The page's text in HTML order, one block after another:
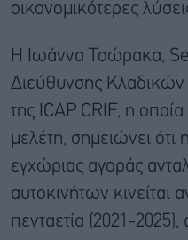
οικονομικότερες
H Ιωάννα Τσώρακα,
Διεύθυνσης
της ICAP CRIF, η
μελέτη, σημειώνει ότι
εγχώριας αγοράς
αυτοκινήτων κινείται
πενταετία (2021-